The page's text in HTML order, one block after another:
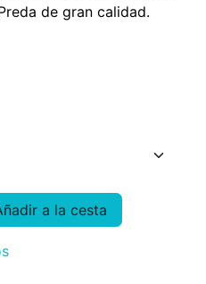
de gran calidad.
a la cesta